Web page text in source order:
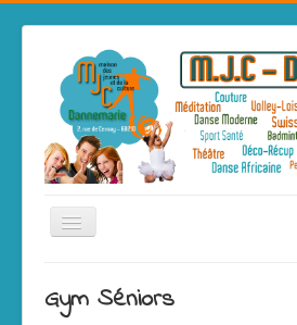
Contact
Gym Séniors